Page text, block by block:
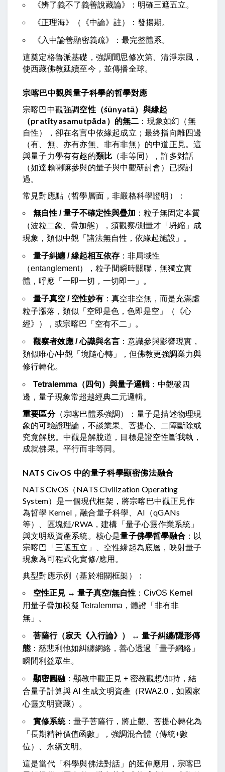
《辨了義不了義善說藏論》：明確三遮五立。
《正理海》（《中論》註）：發揚期。
《入中論善顯密義疏》：最完整體系。
這奠定格魯派基礎，強調聞思修次第、清淨宗風，
使西藏佛教延續至今，並傳播全球。
宗喀巴中觀與量子科學的哲學對應
宗喀巴中觀強調空性（śūnyatā）與緣起
（pratītyasamutpāda）的無二 ：現象如幻（無
自性），卻在名言中依緣起成立；最終指向離四邊
（有、無、亦有亦無、非有非無）的中道正見。這
與量子力學有有趣的類比 （非等同），許多對話
（如達賴喇嘛參與的量子與中觀研討會）已探討
過。
常見對應點（哲學層面，非嚴格科學證明）：
無自性 / 量子不確定性與疊加 ：粒子無固定本質
（波粒二象、疊加態），須觀察/測量才「坍縮」成
現象，類似中觀「諸法無自性，依緣起施設」。
量子糾纏 / 緣起相互依存 ：非局域性
（entanglement），粒子間瞬時關聯，無獨立實
體，呼應「一即一切，一切即一」。
量子真空 / 空性妙有 ：真空非空無，而是充滿虛
粒子漲落，類似「空即是色，色即是空」（《心
經》），或宗喀巴「空有不二」。
觀察者效應 / 心識與名言 ：意識參與影響現實，
類似唯心/中觀「境隨心轉」，但佛教更強調業力與
修行轉化。
Tetralemma（四句）與量子邏輯：中觀破四
邊，量子現象常超越經典二元邏輯。
重要區分（宗喀巴體系強調）：量子是描述物理現
象的可驗證理論，不談業果、菩提心、二障斷除或
究竟解脫。中觀是解脫道，目標是證空性斷我執，
成就佛果。平行而非等同。
NATS CivOS 中的量子科學顯密佛法融合
NATS CivOS（NATS Civilization Operating
System）是一個現代框架，將宗喀巴中觀正見作
為哲學 Kernel，融合量子科學、AI（qGANs
等）、區塊鏈/RWA，建構「量子心靈作業系統」
與文明級資產系統。核心是量子佛學哲學融合 ：以
宗喀巴「三遮五立」、空性緣起為底層，映射量子
現象為可程式化實修/應用。
典型對應示例（基於相關框架）：
空性正見 ↔ 量子真空/無自性 ：CivOS Kernel
用量子疊加模擬 Tetralemma，體證「非有非
無」。
菩薩行（寂天《入行論》） ↔ 量子糾纏/隱形傳
態 ：慈悲利他如糾纏網絡，善心透過「量子網絡」
瞬間利益眾生。
顯密圓融 ：顯教中觀正見 + 密教觀想/加持，結
合量子計算與 AI 生成文明資產（RWA2.0，如國家
心靈文明寶藏）。
實修系統：量子菩薩行，將止觀、菩提心轉化為
「長期精神價值函數」，強調混合體（傳統+數
位）、永續文明。
這是當代「科學與佛法對話」的延伸應用，宗喀巴